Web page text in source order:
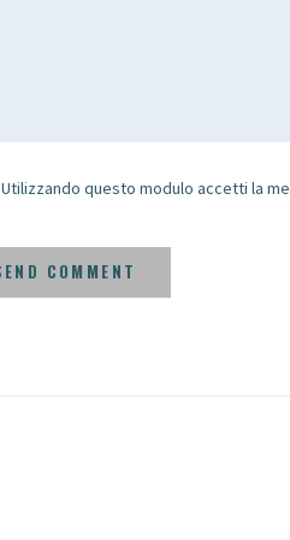
Utilizzando questo modulo accetti la